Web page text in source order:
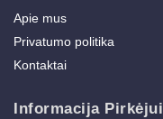
Apie mus
Privatumo politika
Kontaktai
Informacija Pirkėjui